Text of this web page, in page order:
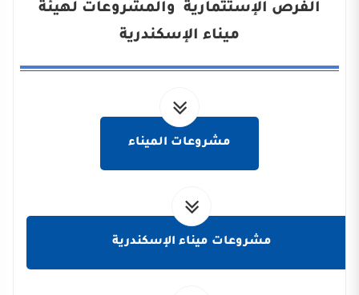
الفرص الإستثمارية والمشروعات لهيئة
ميناء الإسكندرية
مشروعات الميناء
مشروعات ميناء الإسكندرية